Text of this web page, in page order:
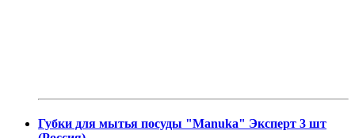
Губки для мытья посуды "Manuka" Эксперт 3 шт